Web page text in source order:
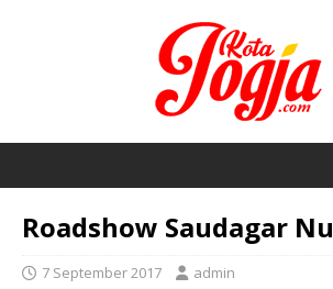
Roadshow Saudagar
7 September 2017 admin